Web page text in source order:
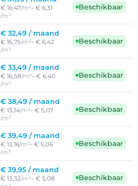
€ 16,47/m²– € 6,31
/m³
Beschikbaar
€ 32,49 / maand
€ 16,75/m²– € 6,42
/m³
Beschikbaar
€ 33,49 / maand
€ 16,58/m²– € 6,40
/m³
Beschikbaar
€ 38,49 / maand
€ 13,14/m²– € 5,07
/m³
Beschikbaar
€ 39,49 / maand
€ 13,16/m²– € 5,06
/m³
Beschikbaar
€ 39,95 / maand
€ 13,32/m²– € 5,08
Beschikbaar